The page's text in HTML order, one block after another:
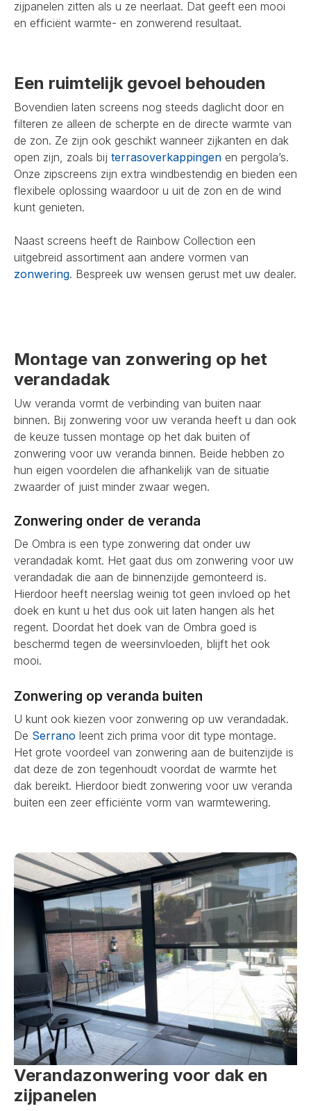
zijpanelen zitten als u ze neerlaat. Dat geeft een mooi
en efficiënt warmte- en zonwerend resultaat.
Een ruimtelijk gevoel behouden
Bovendien laten screens nog steeds daglicht door en
filteren ze alleen de scherpte en de directe warmte van
de zon. Ze zijn ook geschikt wanneer zijkanten en dak
open zijn, zoals bij terrasoverkappingen en pergola’s.
Onze zipscreens zijn extra windbestendig en bieden een
flexibele oplossing waardoor u uit de zon en de wind
kunt genieten.
Naast screens heeft de Rainbow Collection een
uitgebreid assortiment aan andere vormen van
zonwering. Bespreek uw wensen gerust met uw dealer.
Montage van zonwering op het
verandadak
Uw veranda vormt de verbinding van buiten naar
binnen. Bij zonwering voor uw veranda heeft u dan ook
de keuze tussen montage op het dak buiten of
zonwering voor uw veranda binnen. Beide hebben zo
hun eigen voordelen die afhankelijk van de situatie
zwaarder of juist minder zwaar wegen.
Zonwering onder de veranda
De Ombra is een type zonwering dat onder uw
verandadak komt. Het gaat dus om zonwering voor uw
verandadak die aan de binnenzijde gemonteerd is.
Hierdoor heeft neerslag weinig tot geen invloed op het
doek en kunt u het dus ook uit laten hangen als het
regent. Doordat het doek van de Ombra goed is
beschermd tegen de weersinvloeden, blijft het ook
mooi.
Zonwering op veranda buiten
U kunt ook kiezen voor zonwering op uw verandadak.
De Serrano leent zich prima voor dit type montage.
Het grote voordeel van zonwering aan de buitenzijde is
dat deze de zon tegenhoudt voordat de warmte het
dak bereikt. Hierdoor biedt zonwering voor uw veranda
buiten een zeer efficiënte vorm van warmtewering.
Verandazonwering voor dak en
zijpanelen